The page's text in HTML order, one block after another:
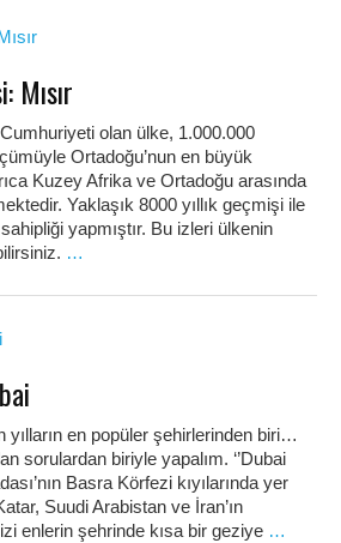
Mısır
Cumhuriyeti olan ülke, 1.000.000
Ortadoğu’nun en büyük
Kuzey Afrika ve Ortadoğu arasında
Yaklaşık 8000 yıllık geçmişi ile
yapmıştır. Bu izleri ülkenin
…
yılların en popüler şehirlerinden biri…
sorulardan biriyle yapalım. ‘’Dubai
Basra Körfezi kıyılarında yer
Suudi Arabistan ve İran’ın
enlerin şehrinde kısa bir geziye …